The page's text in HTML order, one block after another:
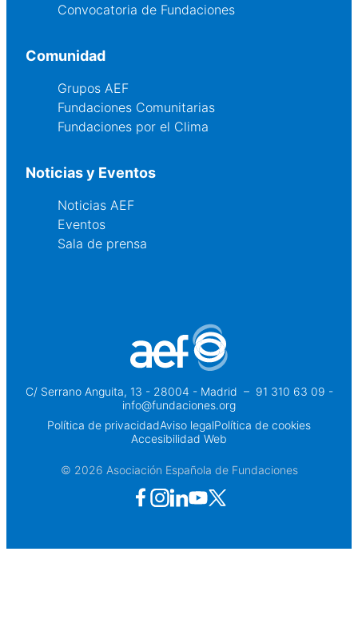
Convocatoria de Fundaciones
Comunidad
Grupos AEF
Fundaciones Comunitarias
Fundaciones por el Clima
Noticias y Eventos
Noticias AEF
Eventos
Sala de prensa
C/ Serrano Anguita, 13 - 28004 - Madrid – 91 310 63 09 -
info@fundaciones.org
Política de privacidadAviso legalPolítica de cookies
Accesibilidad Web
© 2026 Asociación Española de Fundaciones